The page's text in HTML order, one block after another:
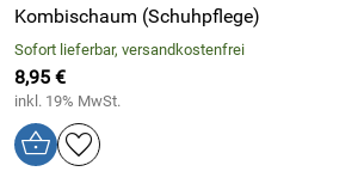
Kombischaum (Schuhpflege)
Sofort lieferbar, versandkostenfrei
8,95 €
inkl. 19% MwSt.